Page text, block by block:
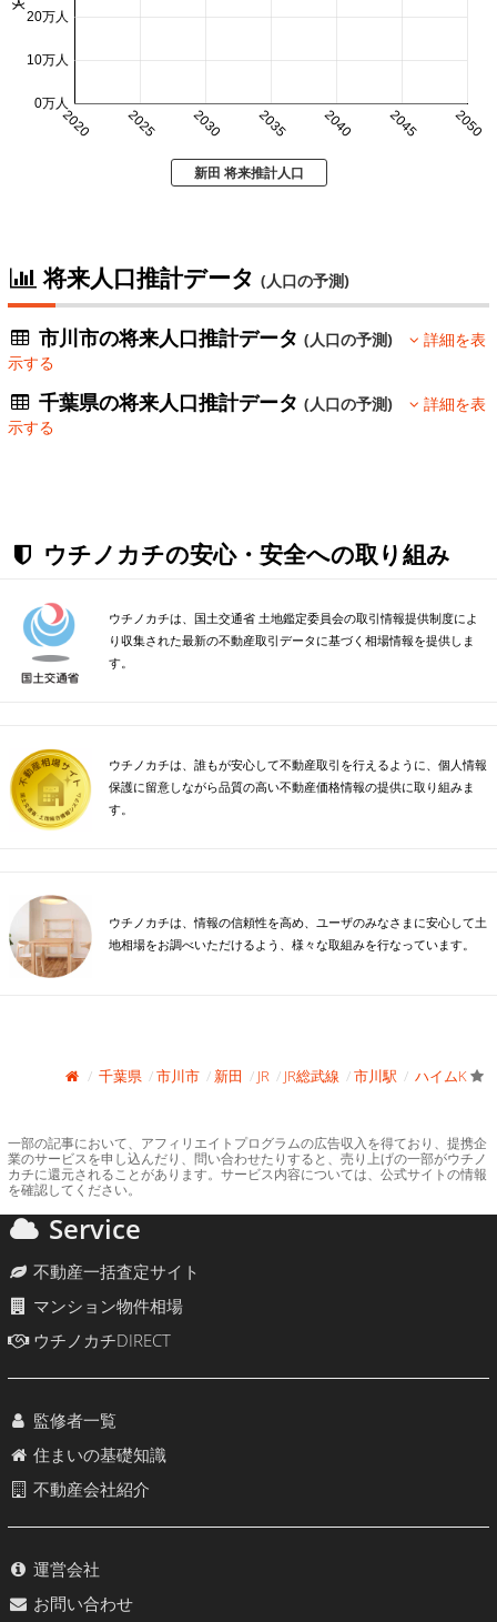
2020 2025 2030 2035 2040 2045 2050
0万人
10万人
20万人
新田 将来推計人口
将来人口推計データ (人口の予測)
市川市の将来人口推計データ(人口の予測)
詳細を表
示する
千葉県の将来人口推計データ(人口の予測)
詳細を表
示する
ウチノカチの安心・安全への取り組み
ウチノカチは、国土交通省 土地鑑定委員会の取引情報提供制度によ
り収集された最新の不動産取引データに基づく相場情報を提供しま
す。
ウチノカチは、誰もが安心して不動産取引を行えるように、個人情報
保護に留意しながら品質の高い不動産価格情報の提供に取り組みま
す。
ウチノカチは、情報の信頼性を高め、ユーザのみなさまに安心して土
地相場をお調べいただけるよう、様々な取組みを行なっています。
千葉県 市川市 新田 JR JR総武線 市川駅 ハイムK
一部の記事において、アフィリエイトプログラムの広告収入を得ており、提携企
業のサービスを申し込んだり、問い合わせたりすると、売り上げの一部がウチノ
カチに還元されることがあります。サービス内容については、公式サイトの情報
を確認してください。
Service
不動産一括査定サイト
マンション物件相場
ウチノカチDIRECT
監修者一覧
住まいの基礎知識
不動産会社紹介
運営会社
お問い合わせ